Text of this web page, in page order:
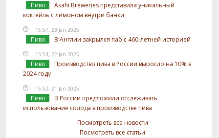
Пиво
Asahi Breweries представила уникальный
коктейль с лимоном внутри банки
15:57, 23 Jan 2025
Пиво В Англии закрылся паб с 460-летней историей
15:54, 22 Jan 2025
Пиво
Производство пива в России выросло на 10% в
2024 году
15:52, 21 Jan 2025
Пиво
В России предложили отслеживать
использование солода в производстве пива
Посмотреть все новости
Посмотреть все статьи